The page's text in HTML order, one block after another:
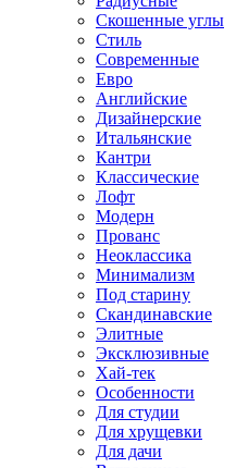
Скошенные углы
Стиль
Современные
Евро
Английские
Дизайнерские
Итальянские
Кантри
Классические
Лофт
Модерн
Прованс
Неоклассика
Минимализм
Под старину
Скандинавские
Элитные
Эксклюзивные
Хай-тек
Особенности
Для студии
Для хрущевки
Для дачи